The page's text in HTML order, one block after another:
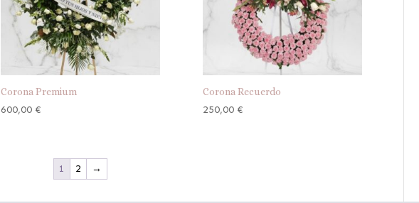
Corona Premium
600,00 €
Corona Recuerdo
250,00 €
1 2 →